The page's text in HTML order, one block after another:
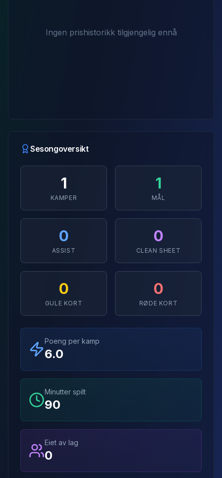
Ingen prishistorikk tilgjengelig ennå
Sesongoversikt
1
KAMPER
1
MÅL
0
ASSIST
0
CLEAN SHEET
0
GULE KORT
0
RØDE KORT
Poeng per kamp
6.0
Minutter spilt
90
Eiet av lag
0